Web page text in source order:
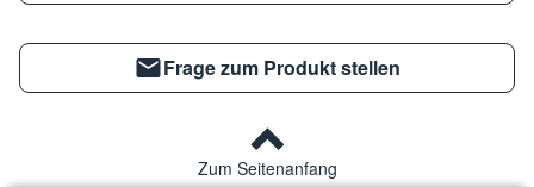
Frage zum Produkt stellen
Zum Seitenanfang